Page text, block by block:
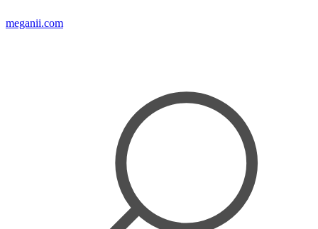
meganii.com